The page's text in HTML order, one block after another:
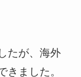
たが、海外
きました。